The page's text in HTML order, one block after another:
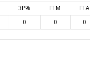
3P% FTM FTA
0 0 0